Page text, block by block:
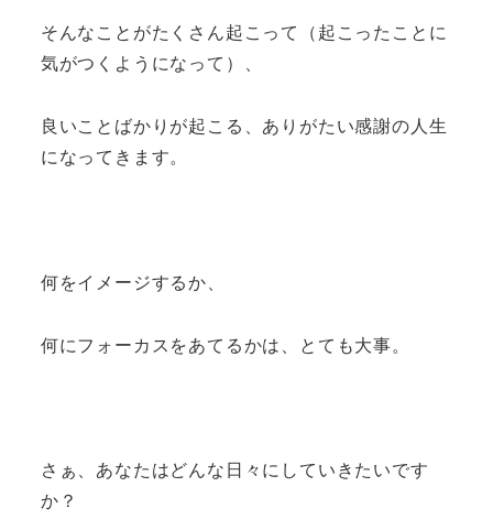
そんなことがたくさん起こって（起こったことに
気がつくようになって）、
良いことばかりが起こる、ありがたい感謝の人生
になってきます。
何をイメージするか、
何にフォーカスをあてるかは、とても大事。
さぁ、あなたはどんな日々にしていきたいです
か？